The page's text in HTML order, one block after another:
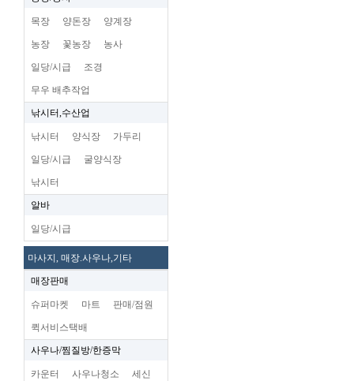
목장 양돈장 양계장
농장 꽃농장 농사
일당/시급 조경
무우 배추작업
낚시터,수산업
낚시터 양식장 가두리
일당/시급 굴양식장
낚시터
알바
일당/시급
마사지, 매장.사우나,기타
매장판매
슈퍼마켓 마트 판매/점원
퀵서비스택배
사우나/찜질방/한증막
카운터 사우나청소 세신